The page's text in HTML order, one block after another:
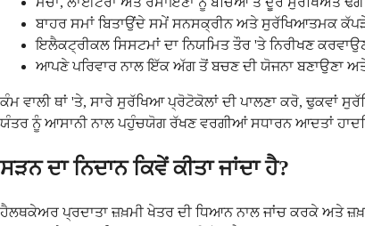
ਬਾਹਰ ਸਮਾਂ ਬਿਤਾਉਂਦੇ ਸਮੇਂ ਸਨਸਕ੍ਰੀਨ ਅਤੇ ਸੁਰੱਖਿਆਤਮਕ
ਇਲੈਕਟ੍ਰੀਕਲ ਸਿਸਟਮਾਂ ਦਾ ਨਿਯਮਿਤ ਤੌਰ 'ਤੇ ਨਿਰੀਖਣ
ਆਪਣੇ ਪਰਿਵਾਰ ਨਾਲ ਇੱਕ ਅੱਗ ਤੋਂ ਬਚਣ ਦੀ ਯੋਜਨਾ ਬਣਾਉਣਾ
ਕੰਮ ਵਾਲੀ ਥਾਂ 'ਤੇ, ਸਾਰੇ ਸੁਰੱਖਿਆ ਪ੍ਰੋਟੋਕੋਲਾਂ ਦੀ ਪਾਲਣਾ ਕਰੋ,
ਯੰਤਰ ਨੂੰ ਆਸਾਨੀ ਨਾਲ ਪਹੁੰਚਯੋਗ ਰੱਖਣ ਵਰਗੀਆਂ ਸਧਾਰਨ ਆਦਤਾਂ
ਸੜਨ ਦਾ ਨਿਦਾਨ ਕਿਵੇਂ ਕੀਤਾ ਜਾਂਦਾ ਹੈ?
ਹੈਲਥਕੇਅਰ ਪ੍ਰਦਾਤਾ ਜ਼ਖ਼ਮੀ ਖੇਤਰ ਦੀ ਧਿਆਨ ਨਾਲ ਜਾਂਚ ਕਰਕੇ ਅਤੇ